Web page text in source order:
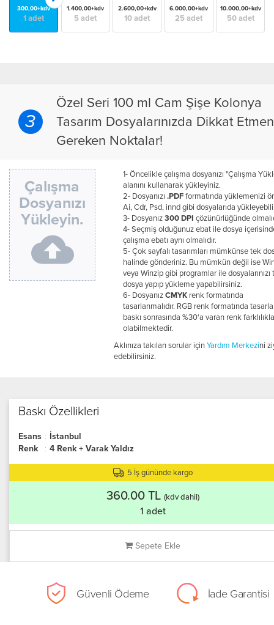
300,00+kdv
1 adet
1.400,00+kdv
5 adet
2.600,00+kdv
10 adet
6.000,00+kdv
25 adet
10.000,00+kdv
50 adet
3
Özel Seri 100 ml Cam Şişe Kolonya
Tasarım Dosyalarınızda Dikkat
Gereken Noktalar!
Çalışma
Dosyanızı
Yükleyin.
1- Öncelikle çalışma dosyanızı "Çalışma
alanını kullanarak yükleyiniz.
2- Dosyanızı .PDFformatında yüklemenizi
Ai, Cdr, Psd, innd gibi dosyalarıda
3- Dosyanız300 DPI çözünürlüğünde
4- Seçmiş olduğunuz ebat ile dosya
çalışma ebatı aynı olmalıdır.
5- Çok sayfalı tasarımları mümkünse tek
halinde gönderiniz. Bu mümkün değil ise
veya Winzip gibi programlar ile dosyalarınızı
dosya yapıp yükleme yapabilirsiniz.
6- DosyanızCMYK renk formatında
tasarlanmalıdır. RGB renk formatında
baskı sonrasında %30'a varan renk
olabilmektedir.
Aklınıza takılan sorular içinYardım Merkezini
edebilirsiniz.
Baskı Özellikleri
Esans : İstanbul
Renk
: 4 Renk + Varak Yaldız
5 İş gününde kargo
360.00 TL (kdv dahil)
1 adet
Sepete Ekle
Güvenli Ödeme İade Garantisi